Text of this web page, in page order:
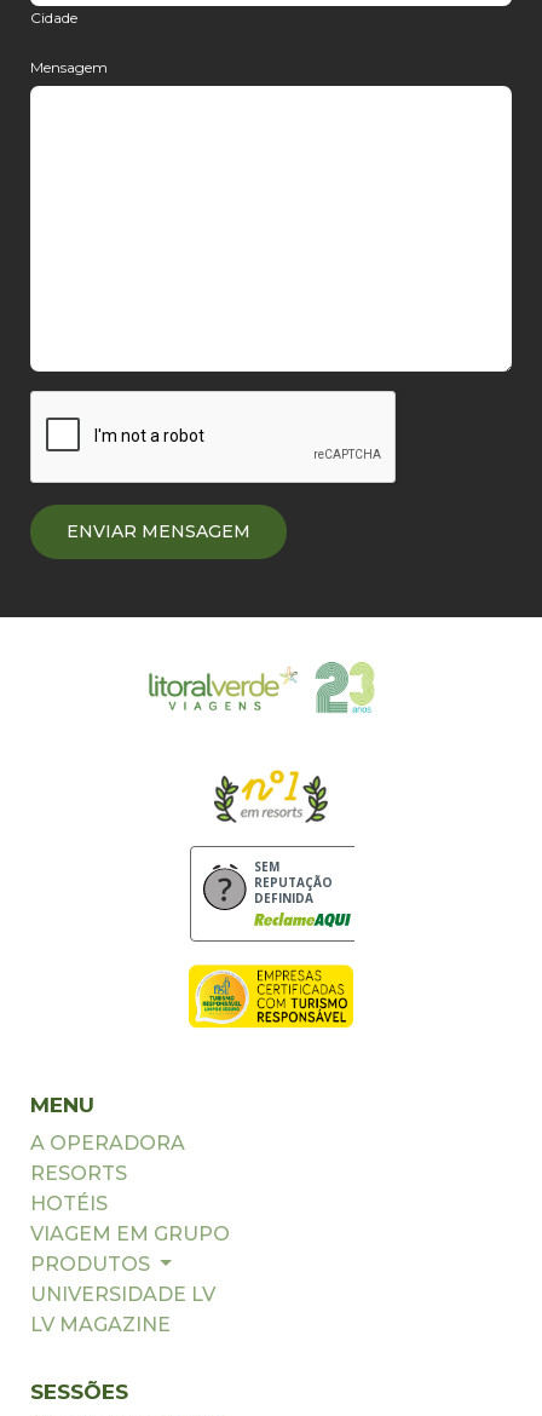
Cidade
Mensagem
SEM
REPUTAÇÃO
DEFINIDA
MENU
A OPERADORA
RESORTS
HOTÉIS
VIAGEM EM GRUPO
PRODUTOS
UNIVERSIDADE LV
LV MAGAZINE
SESSÕES